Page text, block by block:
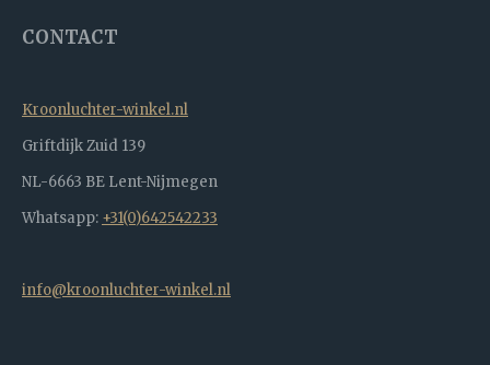
CONTACT
Kroonluchter-winkel.nl
Griftdijk Zuid 139
NL-6663 BE Lent-Nijmegen
Whatsapp: +31(0)642542233
info@kroonluchter-winkel.nl